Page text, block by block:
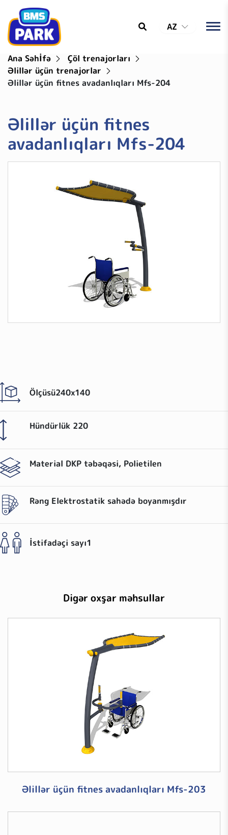
AZ
Ana Səhİfə
Çöl trenajorları
Əlillər üçün trenajorlar
Əlillər üçün fitnes avadanlıqları Mfs-204
Ölçüsü240x140
Hündürlük 220
Material DKP təbəqəsi, Polietilen
Rəng Elektrostatik sahədə boyanmışdır
İstifadəçi sayı1
Əlillər üçün fitnes
avadanlıqları Mfs-204
Digər oxşar məhsullar
Əlillər üçün fitnes avadanlıqları Mfs-203